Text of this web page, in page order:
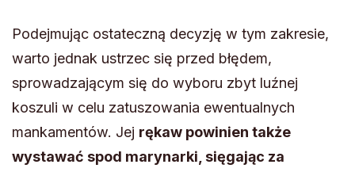
Podejmując ostateczną decyzję w tym zakresie,
warto jednak ustrzec się przed błędem,
sprowadzającym się do wyboru zbyt luźnej
koszuli w celu zatuszowania ewentualnych
mankamentów. Jej rękaw powinien także
wystawać spod marynarki, sięgając za